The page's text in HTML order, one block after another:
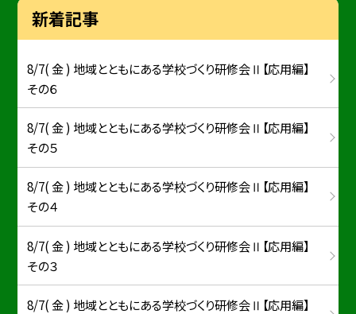
新着記事
8/7( 金 ) 地域とともにある学校づくり研修会Ⅱ【応用編】
その６
8/7( 金 ) 地域とともにある学校づくり研修会Ⅱ【応用編】
その５
8/7( 金 ) 地域とともにある学校づくり研修会Ⅱ【応用編】
その４
8/7( 金 ) 地域とともにある学校づくり研修会Ⅱ【応用編】
その３
8/7( 金 ) 地域とともにある学校づくり研修会Ⅱ【応用編】